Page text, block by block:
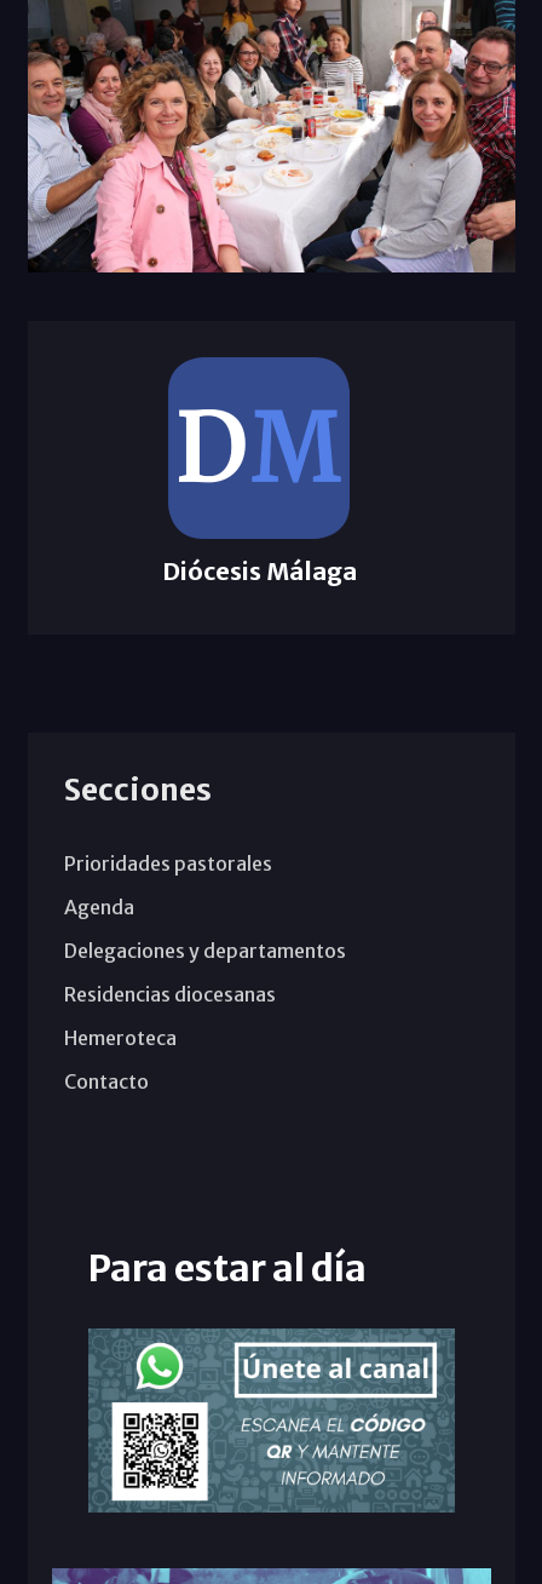
Diócesis Málaga
Secciones
Prioridades pastorales
Agenda
Delegaciones y departamentos
Residencias diocesanas
Hemeroteca
Contacto
Para estar al día